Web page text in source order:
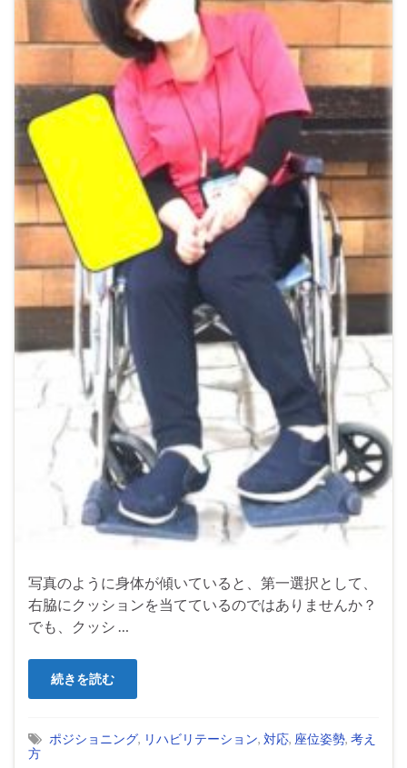
写真のように身体が傾いていると、第一選択として、
右脇にクッションを当てているのではありませんか？
でも、クッシ …
続きを読む
ポジショニング, リハビリテーション, 対応, 座位姿勢, 考え
方